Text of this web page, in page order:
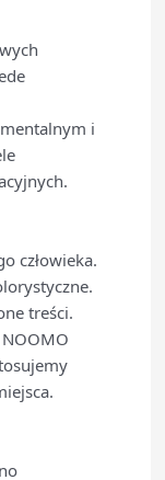
i
człowieka.
treści.